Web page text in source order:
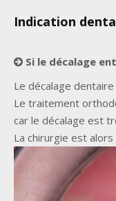
Indication
Si le décalage
Le décalage
Le traitement
car le décalage est
La chirurgie est alors